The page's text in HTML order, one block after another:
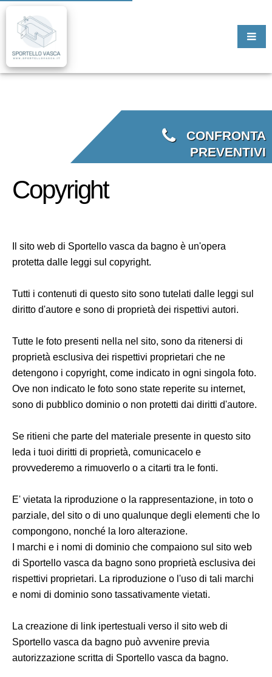
CONFRONTA
PREVENTIVI
Copyright
Il sito web di Sportello vasca da bagno è un'opera
protetta dalle leggi sul copyright.
Tutti i contenuti di questo sito sono tutelati dalle leggi sul
diritto d'autore e sono di proprietà dei rispettivi autori.
Tutte le foto presenti nella nel sito, sono da ritenersi di
proprietà esclusiva dei rispettivi proprietari che ne
detengono i copyright, come indicato in ogni singola foto.
Ove non indicato le foto sono state reperite su internet,
sono di pubblico dominio o non protetti dai diritti d'autore.
Se ritieni che parte del materiale presente in questo sito
leda i tuoi diritti di proprietà, comunicacelo e
provvederemo a rimuoverlo o a citarti tra le fonti.
E' vietata la riproduzione o la rappresentazione, in toto o
parziale, del sito o di uno qualunque degli elementi che lo
compongono, nonché la loro alterazione.
I marchi e i nomi di dominio che compaiono sul sito web
di Sportello vasca da bagno sono proprietà esclusiva dei
rispettivi proprietari. La riproduzione o l'uso di tali marchi
e nomi di dominio sono tassativamente vietati.
La creazione di link ipertestuali verso il sito web di
Sportello vasca da bagno può avvenire previa
autorizzazione scritta di Sportello vasca da bagno.